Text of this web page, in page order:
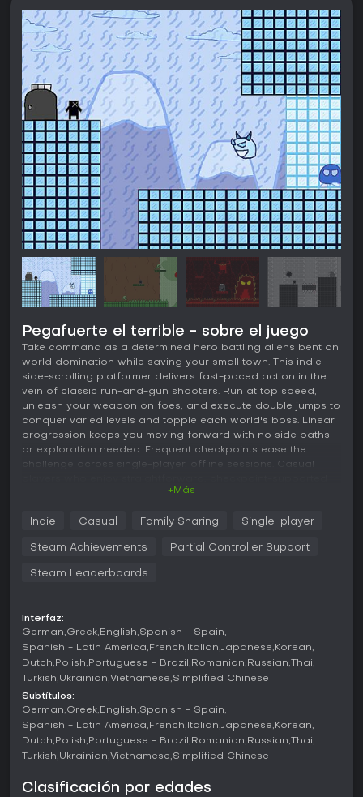
Pegafuerte el terrible - sobre el juego
Take command as a determined hero battling aliens bent on
world domination while saving your small town. This indie
side-scrolling platformer delivers fast-paced action in the
vein of classic run-and-gun shooters. Run at top speed,
unleash your weapon on foes, and execute double jumps to
conquer varied levels and topple each world's boss. Linear
progression keeps you moving forward with no side paths
or exploration needed. Frequent checkpoints ease the
challenge across single-player, offline sessions. Casual
platforming will find it a solid pick.
You are a man with a mission: shoot the aliens that are trying
powerful candle"
With your weapon you will have to shoot the enemies, do
double jumps and run fast to finish each level, and defeat
the boss of each world.
+Más
Indie Casual Family Sharing Single-player
Steam Achievements Partial Controller Support
Steam Leaderboards
Interfaz:
German Greek English Spanish - Spain
Spanish - Latin America French Italian Japanese Korean
Dutch Polish Portuguese - Brazil Romanian Russian
Thai
Turkish Ukrainian Vietnamese Simplified Chinese
Subtítulos:
German Greek English Spanish - Spain
Spanish - Latin America French Italian Japanese Korean
Dutch Polish Portuguese - Brazil Romanian Russian
Thai
Turkish Ukrainian Vietnamese Simplified Chinese
Clasificación por edades